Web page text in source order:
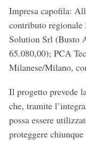
Impresa capofila:
contributo
Solution Srl (Busto
65.080,00); PCA
Milanese/Milano,
Il progetto prevede
che, tramite
possa essere
proteggere